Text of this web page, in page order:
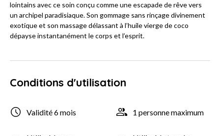
lointains avec ce soin conçu comme une escapade de rêve vers
un archipel paradisiaque. Son gommage sans rinçage divinement
exotique et son massage délassant à l’huile vierge de coco
dépayse instantanément le corps et l’esprit.
Conditions d'utilisation
Validité 6 mois 1 personne maximum